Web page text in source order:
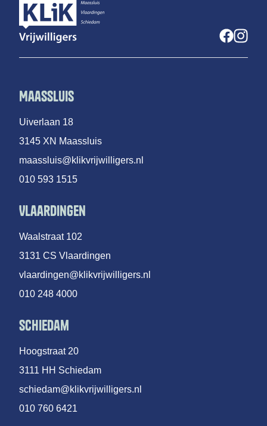
Maassluis
Uiverlaan 18
3145 XN Maassluis
maassluis@klikvrijwilligers.nl
010 593 1515
Vlaardingen
Waalstraat 102
3131 CS Vlaardingen
vlaardingen@klikvrijwilligers.nl
010 248 4000
Schiedam
Hoogstraat 20
3111 HH Schiedam
schiedam@klikvrijwilligers.nl
010 760 6421